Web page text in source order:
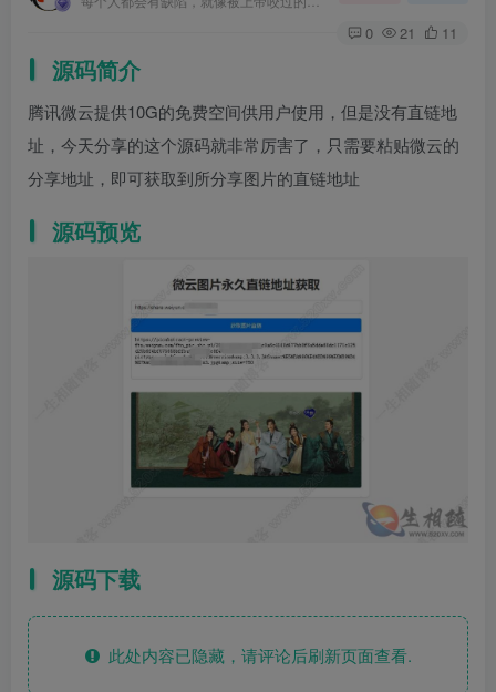
0 21 11
源码简介
腾讯微云提供10G的免费空间供用户使用，但是没有直链地
址，今天分享的这个源码就非常厉害了，只需要粘贴微云的
分享地址，即可获取到所分享图片的直链地址
源码预览
源码下载
此处内容已隐藏，请评论后刷新页面查看.